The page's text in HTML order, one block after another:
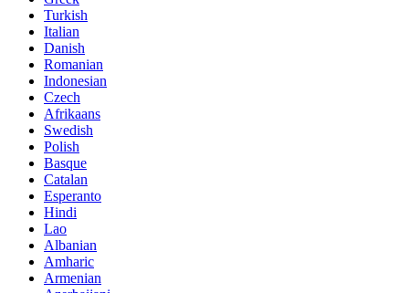
Turkish
Italian
Danish
Romanian
Indonesian
Czech
Afrikaans
Swedish
Polish
Basque
Catalan
Esperanto
Hindi
Lao
Albanian
Amharic
Armenian